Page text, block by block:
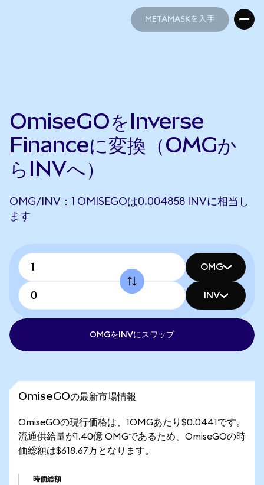
METAMASKを入手
OmiseGOをInverse
Financeに変換（OMGか
らINVへ）
OMG/INV：1 OMISEGOは0.004858 INVに相当し
ます
OMG
INV
OMGをINVにスワップ
OmiseGOの最新市場情報
OmiseGOの現行価格は、1OMGあたり$0.0441です。
流通供給量が1.40億 OMGであるため、OmiseGOの時
価総額は$618.67万となります。
時価総額